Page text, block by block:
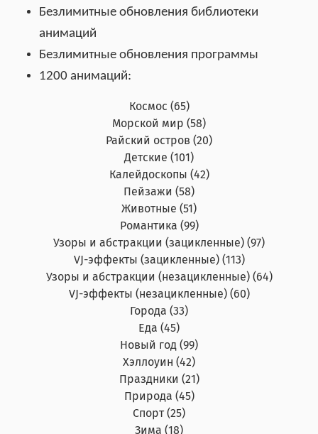
Безлимитные обновления библиотеки
анимаций
Безлимитные обновления программы
1200 анимаций:
Космос (65)
Морской мир (58)
Райский остров (20)
Детские (101)
Калейдоскопы (42)
Пейзажи (58)
Животные (51)
Романтика (99)
Узоры и абстракции (зацикленные) (97)
VJ-эффекты (зацикленные) (113)
Узоры и абстракции (незацикленные) (64)
VJ-эффекты (незацикленные) (60)
Города (33)
Еда (45)
Новый год (99)
Хэллоуин (42)
Праздники (21)
Природа (45)
Спорт (25)
Зима (18)